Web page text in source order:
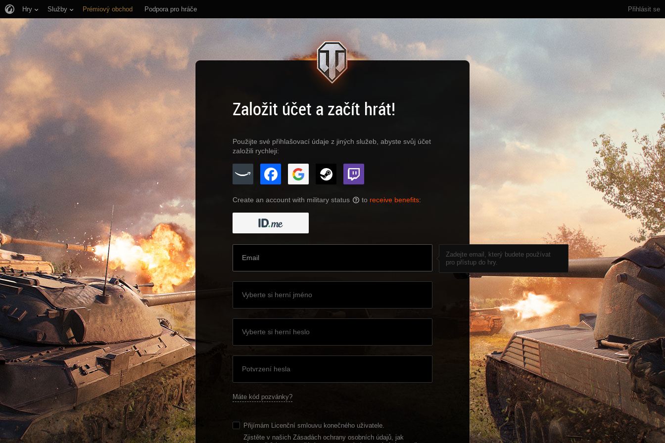
Přihlásit se
Hry Služby Prémiový obchod Podpora pro hráče
Založit účet a začít hrát!
Použijte své přihlašovací údaje z jiných služeb, abyste svůj účet
založili rychleji:
Create an account with military status ? to receive benefits:
Zadejte email, který budete používat
pro přístup do hry.
Máte kód pozvánky?
Přijímám Licenční smlouvu konečného uživatele.
Zjistěte v našich Zásadách ochrany osobních údajů, jak